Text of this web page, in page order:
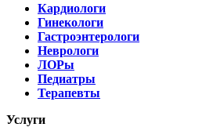
Кардиологи
Гинекологи
Гастроэнтерологи
Неврологи
ЛОРы
Педиатры
Терапевты
Услуги